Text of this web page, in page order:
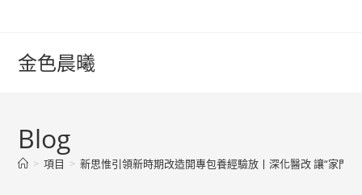
content金色晨曦
Blog
> 項目 > 新思惟引領新時期改造開專包養經驗放丨深化醫改 讓“家門